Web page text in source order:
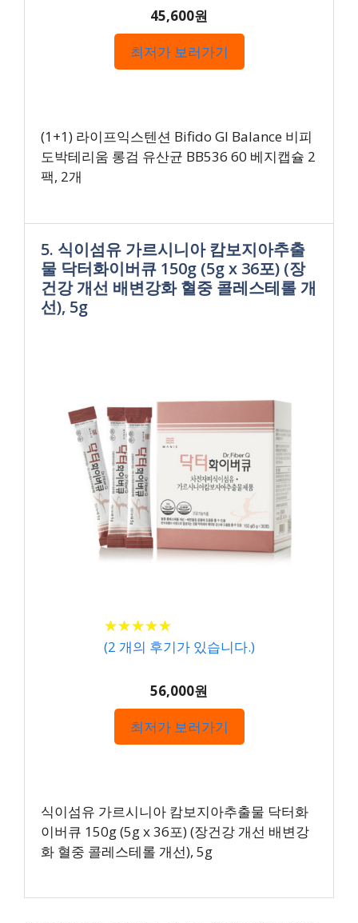
45,600원
최저가 보러가기
(1+1) 라이프익스텐션 Bifido GI Balance 비피
도박테리움 롱검 유산균 BB536 60 베지캡슐 2
팩, 2개
5. 식이섬유 가르시니아 캄보지아추출
물 닥터화이버큐 150g (5g x 36포) (장
건강 개선 배변강화 혈중 콜레스테롤 개
선), 5g
★★★★★
★★★★★
(2 개의 후기가 있습니다.)
56,000원
최저가 보러가기
식이섬유 가르시니아 캄보지아추출물 닥터화
이버큐 150g (5g x 36포) (장건강 개선 배변강
화 혈중 콜레스테롤 개선), 5g